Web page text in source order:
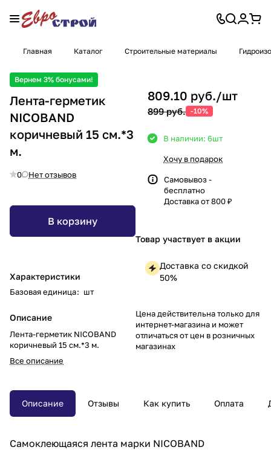
Главная Каталог Строительные материалы
Вернем 3% бонусами!
Лента-герметик
NICOBAND
коричневый 15 см.*3
м.
0 Нет отзывов
В корзину
Характеристики
Базовая единица: шт
Описание
Лента-герметик NICOBAND
коричневый 15 см.*3 м.
Все описание
809.10 руб./шт
899 руб. -10%
В наличии: 6шт
Хочу в подарок
Самовывоз -
бесплатно
Доставка от 800 ₽
Товар участвует в акции
Доставка со скидкой
50%
Цена действительна только для
интернет-магазина и может
отличаться от цен в розничных
магазинах
Описание Отзывы Как купить Оплата
Самоклеющаяся лента марки NICOBAND